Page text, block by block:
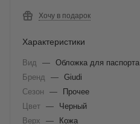
Хочу в подарок
Характеристики
Вид — Обложка для паспорта
Бренд
— Giudi
Сезон
—
Прочее
Цвет —
Черный
Верх
—
Кожа